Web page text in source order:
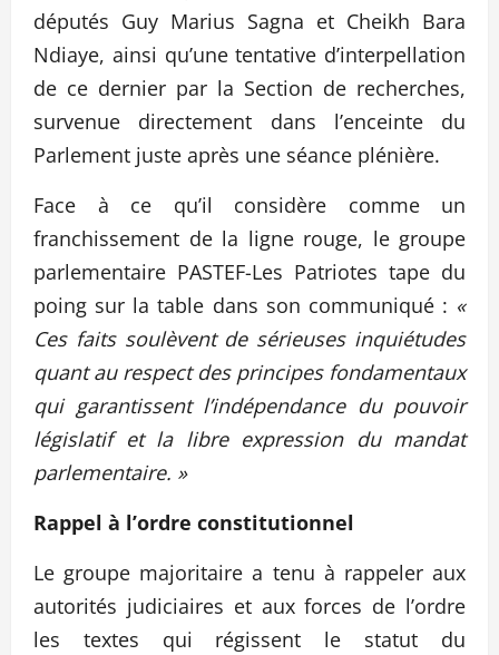
députés Guy Marius Sagna et Cheikh Bara
Ndiaye, ainsi qu’une tentative d’interpellation
de ce dernier par la Section de recherches,
survenue directement dans l’enceinte du
Parlement juste après une séance plénière.
Face à ce qu’il considère comme un
franchissement de la ligne rouge, le groupe
parlementaire PASTEF-Les Patriotes tape du
poing sur la table dans son communiqué : «
Ces faits soulèvent de sérieuses inquiétudes
quant au respect des principes fondamentaux
qui garantissent l’indépendance du pouvoir
législatif et la libre expression du mandat
parlementaire. »
Rappel à l’ordre constitutionnel
Le groupe majoritaire a tenu à rappeler aux
autorités judiciaires et aux forces de l’ordre
les textes qui régissent le statut du